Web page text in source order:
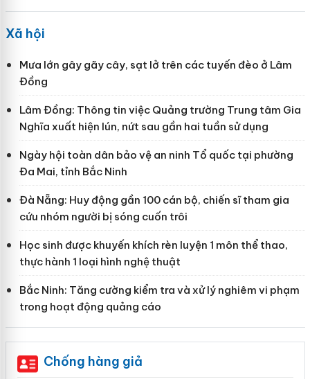
Xã hội
Mưa lớn gây gãy cây, sạt lở trên các tuyến đèo ở Lâm
Đồng
Lâm Đồng: Thông tin việc Quảng trường Trung tâm Gia
Nghĩa xuất hiện lún, nứt sau gần hai tuần sử dụng
Ngày hội toàn dân bảo vệ an ninh Tổ quốc tại phường
Đa Mai, tỉnh Bắc Ninh
Đà Nẵng: Huy động gần 100 cán bộ, chiến sĩ tham gia
cứu nhóm người bị sóng cuốn trôi
Học sinh được khuyến khích rèn luyện 1 môn thể thao,
thực hành 1 loại hình nghệ thuật
Bắc Ninh: Tăng cường kiểm tra và xử lý nghiêm vi phạm
trong hoạt động quảng cáo
Chống hàng giả